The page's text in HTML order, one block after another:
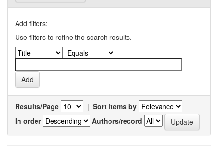
Add filters:
Use filters to refine the search results.
Results/Page | Sort items by
In order
Authors/record